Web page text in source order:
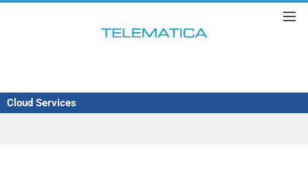
Cloud Services